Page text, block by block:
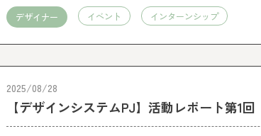
デザイナー イベント インターンシップ
2025/08/28
【デザインシステムPJ】活動レポート第1回